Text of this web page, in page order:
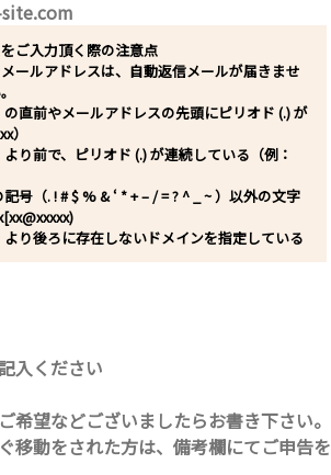
ご入力頂く際の注意点
ールアドレスは、自動返信メールが届きませ
直前やメールアドレスの先頭にピリオド (.) が
）
り前で、ピリオド (.) が連続している（例：
号（. ! # $ % & ‘ * + – / = ? ^ _ ~ ）以外の文字
り後ろに存在しないドメインを指定している